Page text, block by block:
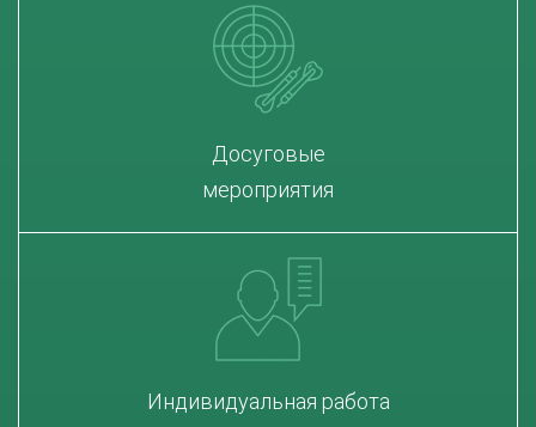
Досуговые
мероприятия
Индивидуальная работа